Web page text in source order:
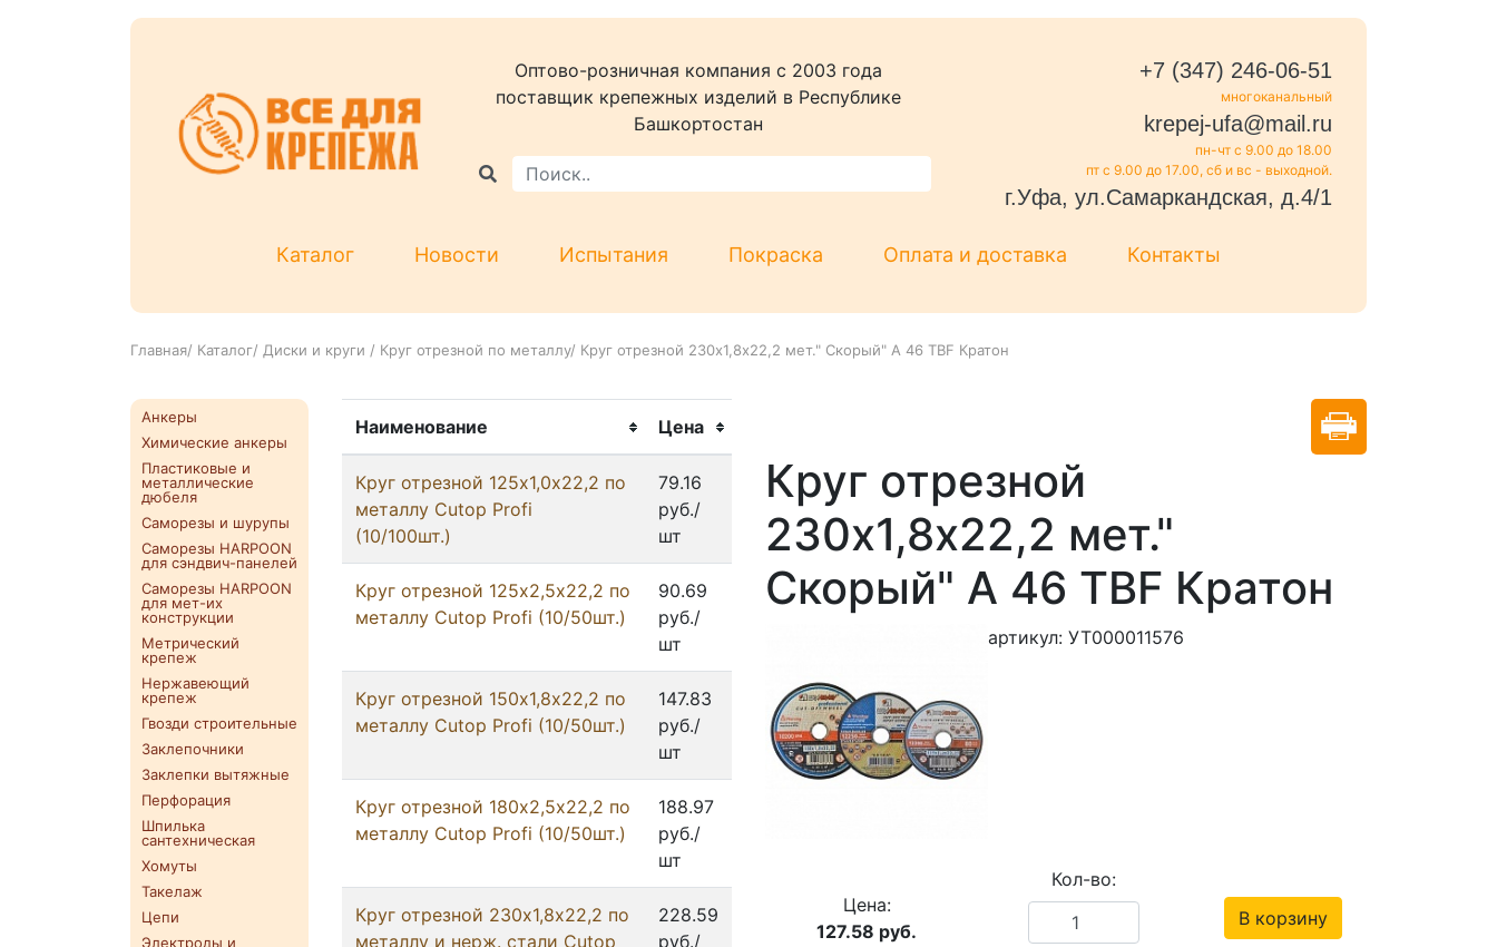
Оптово-розничная компания c 2003 года
поставщик крепежных изделий в Республике
Башкортостан
+7 (347) 246-06-51
многоканальный
krepej-ufa@mail.ru
пн-чт с 9.00 до 18.00
пт с 9.00 до 17.00, сб и вс - выходной.
г.Уфа, ул.Самаркандская, д.4/1
Каталог Новости Испытания Покраска Оплата и доставка Контакты
Главная/ Каталог/ Диски и круги / Круг отрезной по металлу/ Круг отрезнoй 230х1,8х22,2 мет." Скорый" А 46 TBF Кратон
Анкеры
Химические анкеры
Пластиковые и
металлические
дюбеля
Саморезы и шурупы
Саморезы HARPOON
для сэндвич-панелей
Саморезы HARPOON
для мет-их
конструкции
Метрический
крепеж
Нержавеющий
крепеж
Гвозди строительные
Заклепочники
Заклепки вытяжные
Перфорация
Шпилька
сантехническая
Хомуты
Такелаж
Цепи
Электроды и
Наименование Цена
Круг отрезнoй 125х1,0х22,2 по
металлу Cutop Profi
(10/100шт.)
79.16
руб./
шт
Круг отрезнoй 125х2,5х22,2 по
металлу Cutop Profi (10/50шт.)
90.69
руб./
шт
Круг отрезнoй 150х1,8х22,2 по
металлу Cutop Profi (10/50шт.)
147.83
руб./
шт
Круг отрезнoй 180х2,5х22,2 по
металлу Cutop Profi (10/50шт.)
188.97
руб./
шт
Круг отрезнoй 230х1,8х22,2 по
металлу и нерж. стали Cutop
228.59
руб./
Круг отрезнoй
230х1,8х22,2 мет."
Скорый" А 46 TBF Кратон
артикул: УТ000011576
Цена:
127.58 руб.
Кол-во:
В корзину